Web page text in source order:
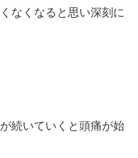
なくなると思い深刻に
続いていくと頭痛が始